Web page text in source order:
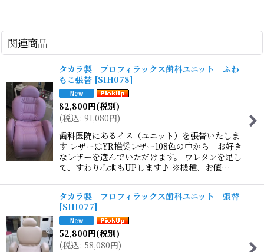
関連商品
タカラ製 プロフィラックス歯科ユニット ふわ
もこ張替 [SIH078]
82,800円(税別)
(税込: 91,080円)
歯科医院にあるイス（ユニット）を張替いたしま
す レザーはYR推奨レザー108色の中から お好き
なレザーを選んでいただけます。 ウレタンを足し
て、すわり心地もUPします♪ ※機種、お値…
タカラ製 プロフィラックス歯科ユニット 張替
[SIH077]
52,800円(税別)
(税込: 58,080円)